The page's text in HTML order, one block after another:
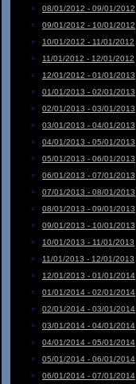
08/01/2012 - 09/01/2012
09/01/2012 - 10/01/2012
10/01/2012 - 11/01/2012
11/01/2012 - 12/01/2012
12/01/2012 - 01/01/2013
01/01/2013 - 02/01/2013
02/01/2013 - 03/01/2013
03/01/2013 - 04/01/2013
04/01/2013 - 05/01/2013
05/01/2013 - 06/01/2013
06/01/2013 - 07/01/2013
07/01/2013 - 08/01/2013
08/01/2013 - 09/01/2013
09/01/2013 - 10/01/2013
10/01/2013 - 11/01/2013
11/01/2013 - 12/01/2013
12/01/2013 - 01/01/2014
01/01/2014 - 02/01/2014
02/01/2014 - 03/01/2014
03/01/2014 - 04/01/2014
04/01/2014 - 05/01/2014
05/01/2014 - 06/01/2014
06/01/2014 - 07/01/2014